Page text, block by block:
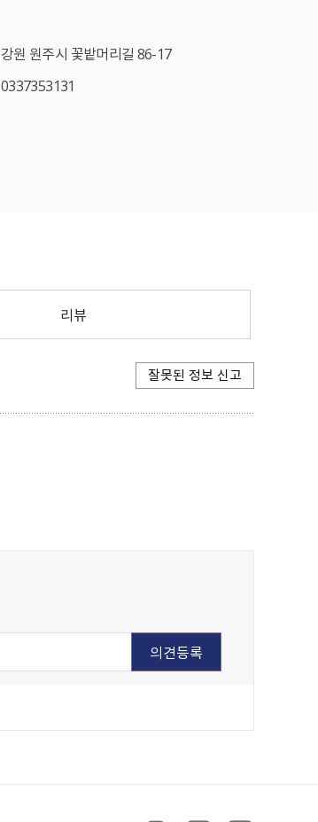
강원 원주시 꽃밭머리길 86-17
0337353131
리뷰
잘못된 정보 신고